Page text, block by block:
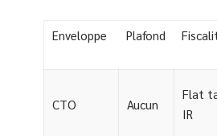
Enveloppe Plafond
CTO Aucun
Flat
IR